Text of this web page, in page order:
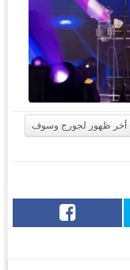
أخر ظهور لجورج وسوف